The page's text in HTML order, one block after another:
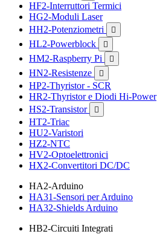
HF2-Interruttori Termici
HG2-Moduli Laser
HH2-Potenziometri

HL2-Powerblock 
HM2-Raspberry Pi 
HN2-Resistenze 
HP2-Thyristor - SCR
HR2-Thyristor e Diodi Hi-Power
HS2-Transistor

HT2-Triac
HU2-Varistori
HZ2-NTC
HV2-Optoelettronici
HX2-Convertitori DC/DC
HA2-Arduino
HA31-Sensori per Arduino
HA32-Shields Arduino
HB2-Circuiti Integrati